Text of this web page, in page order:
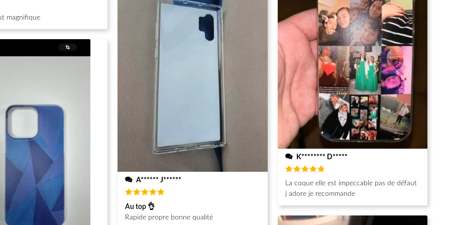
magnifique
A****** J******
Note
sur 5
Au top 👌
Rapide propre bonne qualité
K******** D*****
Note
sur 5
La coque elle est impeccable pas de défaut
j adore je recommande